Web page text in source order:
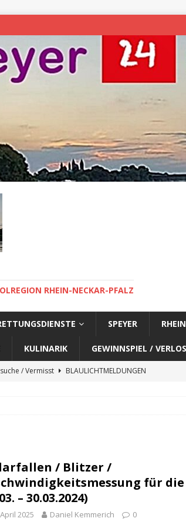
RHEIN-NECKAR-PFALZ
SPEYER
KULINARIK GEWINNSPIEL /
/ Vermisst
BLAULICHTMELDUNGEN
/ Vermisst
BLAULICHTMELDUNGEN
/ Vermisst
BLAULICHTMELDUNGEN
Warnmeldung der Polizei
BLAULICHTMELDUNGEN
/ Blitzer /
für die
– 30.03.2024)
2025 Daniel Kemmerich 0